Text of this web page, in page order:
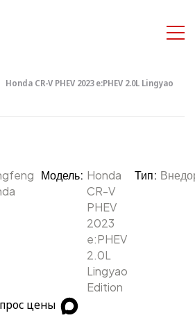
Honda CR-V PHEV 2023 e:PHEV 2.0L Lingyao
Модель: Honda
CR-V
PHEV
2023
e:PHEV
2.0L
Lingyao
Edition
Тип:
цены